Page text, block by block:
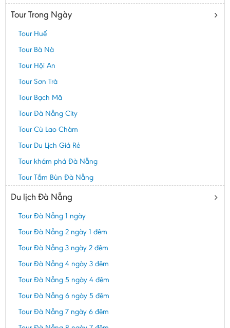
Tour Trong Ngày
Tour Huế
Tour Bà Nà
Tour Hội An
Tour Sơn Trà
Tour Bạch Mã
Tour Đà Nẵng City
Tour Cù Lao Chàm
Tour Du Lịch Giá Rẻ
Tour khám phá Đà Nẵng
Tour Tắm Bùn Đà Nẵng
Du lịch Đà Nẵng
Tour Đà Nẵng 1 ngày
Tour Đà Nẵng 2 ngày 1 đêm
Tour Đà Nẵng 3 ngày 2 đêm
Tour Đà Nẵng 4 ngày 3 đêm
Tour Đà Nẵng 5 ngày 4 đêm
Tour Đà Nẵng 6 ngày 5 đêm
Tour Đà Nẵng 7 ngày 6 đêm